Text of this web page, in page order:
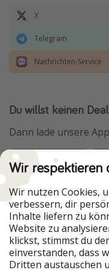
X
Telegram
Nachrichten-Service
Du willst keinen
Dann lade unsere
Urlaubspiraten ist
Unsere Märkte
PiratinViaggio
VakantiePiraten
VoyagesPirates
Urlaubspiraten
Wir respektieren
Wir nutzen Cookies,
verbessern, dir
Inhalte liefern zu
Website zu
klickst, stimmst du
einverstanden, dass
Dritten austauschen